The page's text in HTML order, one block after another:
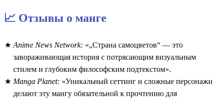
📈 Отзывы о манге
Anime News Network: «„Страна самоцветов“ — это
завораживающая история с потрясающим визуальным
стилем и глубоким философским подтекстом».
Manga Planet: «Уникальный сеттинг и сложные персонажи
делают эту мангу обязательной к прочтению для